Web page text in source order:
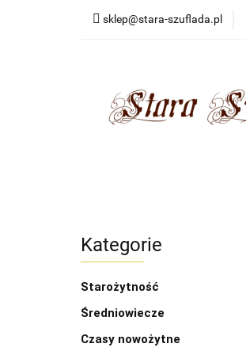
sklep@stara-szuflada.pl
Kategorie
Starożytność
Średniowiecze
Czasy nowożytne